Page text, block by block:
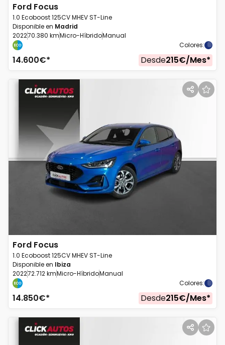
Ford Focus
1.0 Ecoboost 125CV MHEV ST-Line
Disponible en Madrid
202270.380 kmMicro-HíbridoManual
Colores:
14.600€* Desde215€/Mes*
Ford Focus
1.0 Ecoboost 125CV MHEV ST-Line
Disponible en Ibiza
202272.712 kmMicro-HíbridoManual
Colores:
14.850€* Desde215€/Mes*